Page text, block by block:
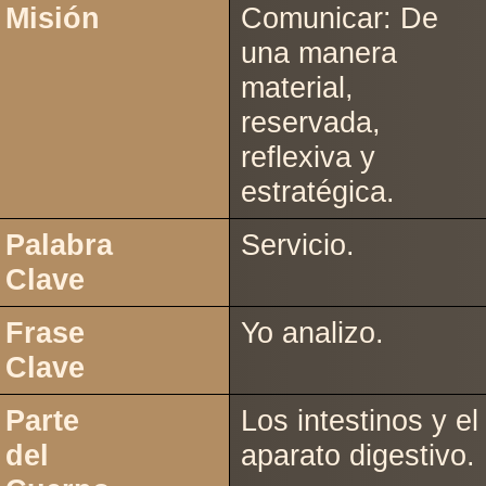
Misión
Comunicar: De
una manera
material,
reservada,
reflexiva y
estratégica.
Palabra
Clave
Servicio.
Frase
Clave
Yo analizo.
Parte
del
Los intestinos y el
aparato digestivo.